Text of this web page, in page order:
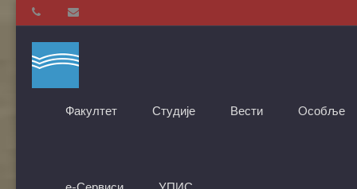
Факултет Студије Вести Oсобље